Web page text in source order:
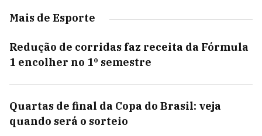
Mais de Esporte
Redução de corridas faz receita da Fórmula
1 encolher no 1º semestre
Quartas de final da Copa do Brasil: veja
quando será o sorteio